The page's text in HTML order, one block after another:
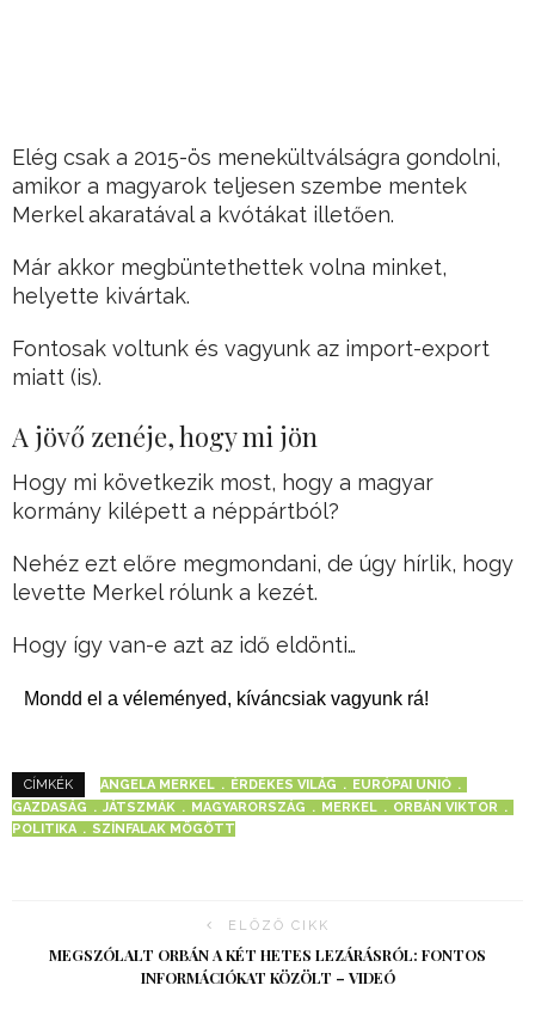
Elég csak a 2015-ös menekültválságra gondolni,
amikor a magyarok teljesen szembe mentek
Merkel akaratával a kvótákat illetően.
Már akkor megbüntethettek volna minket,
helyette kivártak.
Fontosak voltunk és vagyunk az import-export
miatt (is).
A jövő zenéje, hogy mi jön
Hogy mi következik most, hogy a magyar
kormány kilépett a néppártból?
Nehéz ezt előre megmondani, de úgy hírlik, hogy
levette Merkel rólunk a kezét.
Hogy így van-e azt az idő eldönti…
Mondd el a véleményed, kíváncsiak vagyunk rá!
CÍMKÉK ANGELA MERKEL ÉRDEKES VILÁG
EURÓPAI UNIÓ
GAZDASÁG
JÁTSZMÁK MAGYARORSZÁG MERKEL
ORBÁN VIKTOR
POLITIKA
SZÍNFALAK MÖGÖTT
ELŐZŐ CIKK
MEGSZÓLALT ORBÁN A KÉT HETES LEZÁRÁSRÓL: FONTOS
INFORMÁCIÓKAT KÖZÖLT – VIDEÓ